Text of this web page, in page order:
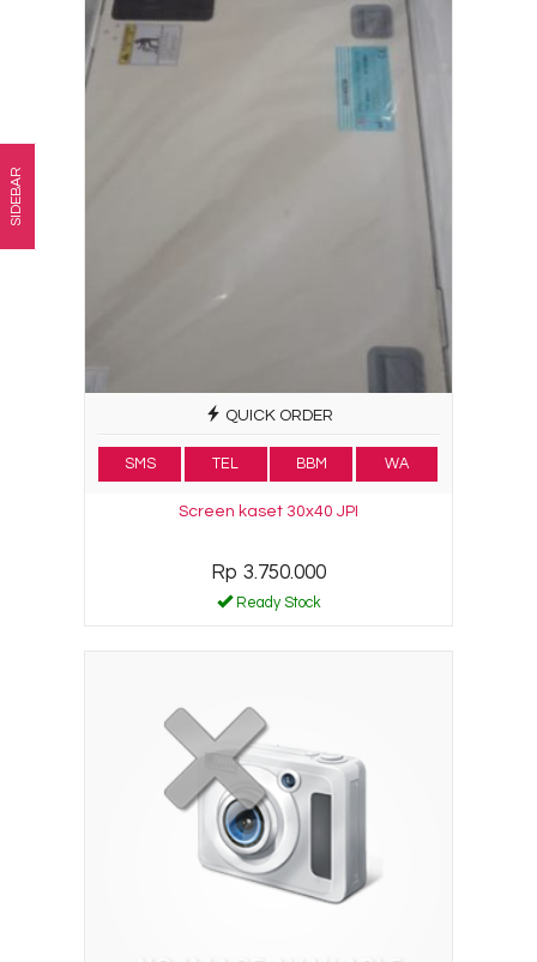
QUICK ORDER
SMS TEL BBM WA
Screen kaset 30x40 JPI
Rp 3.750.000
Ready Stock
SIDEBAR